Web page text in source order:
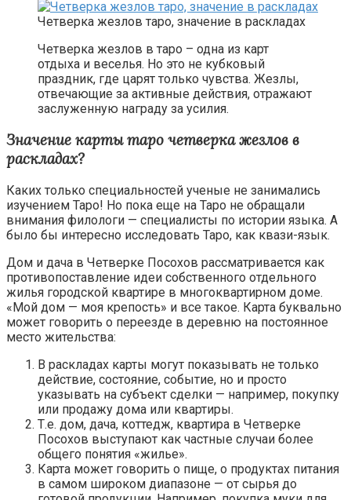
Четверка жезлов таро, значение в раскладах
Четверка жезлов в таро – одна из карт
отдыха и веселья. Но это не кубковый
праздник, где царят только чувства. Жезлы,
отвечающие за активные действия, отражают
заслуженную награду за усилия.
Значение карты таро четверка жезлов в
раскладах?
Каких только специальностей ученые не занимались
изучением Таро! Но пока еще на Таро не обращали
внимания филологи — специалисты по истории языка. А
было бы интересно исследовать Таро, как квази-язык.
Дом и дача в Четверке Посохов рассматривается как
противопоставление идеи собственного отдельного
жилья городской квартире в многоквартирном доме.
«Мой дом — моя крепость» и все такое. Карта буквально
может говорить о переезде в деревню на постоянное
место жительства:
В раскладах карты могут показывать не только
действие, состояние, событие, но и просто
указывать на субъект сделки — например, покупку
или продажу дома или квартиры.
Т.е. дом, дача, коттедж, квартира в Четверке
Посохов выступают как частные случаи более
общего понятия «жилье».
Карта может говорить о пище, о продуктах питания
в самом широком диапазоне — от сырья до